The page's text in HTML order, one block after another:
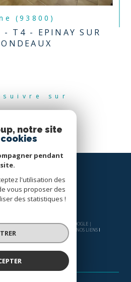
(93800)
- T4 - EPINAY SUR
suivre sur
| TRADUCTION POWERED BY GOOGLE |
ADMIN
NOS LIENS
RGPD
notre site
pendant
l'utilisation des
vous proposer des
des statistiques !